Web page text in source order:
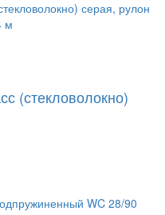
(стекловолокно)